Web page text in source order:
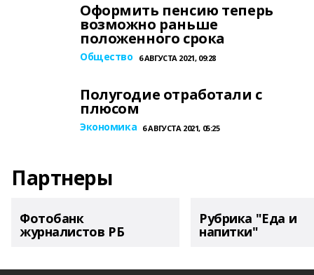
Оформить пенсию теперь
возможно раньше
положенного срока
Общество 6 АВГУСТА 2021, 09:28
Полугодие отработали с
плюсом
Экономика 6 АВГУСТА 2021, 05:25
Партнеры
Фотобанк
журналистов РБ
Рубрика "Еда и
напитки"